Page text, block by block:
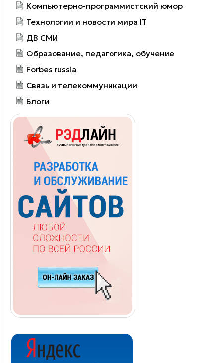
Компьютерно-программистский юмор
Технологии и новости мира IT
ДВ СМИ
Образование, педагогика, обучение
Forbes russia
Связь и телекоммуникации
Блоги